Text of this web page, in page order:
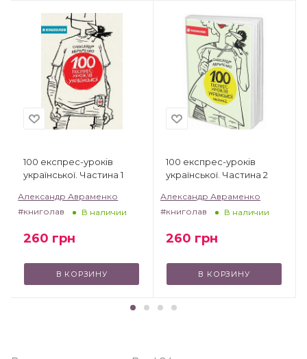
100 експрес-уроків
української. Частина 1
Александр Авраменко
#книголав
В наличии
260 грн
В КОРЗИНУ
100 експрес-уроків
української. Частина 2
Александр Авраменко
#книголав
В наличии
260 грн
В КОРЗИНУ